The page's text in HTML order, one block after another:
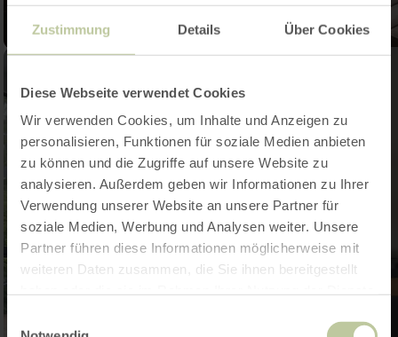
Zustimmung Details Über Cookies
Diese Webseite verwendet Cookies
Wir verwenden Cookies, um Inhalte und Anzeigen zu
personalisieren, Funktionen für soziale Medien anbieten
zu können und die Zugriffe auf unsere Website zu
analysieren. Außerdem geben wir Informationen zu Ihrer
Verwendung unserer Website an unsere Partner für
soziale Medien, Werbung und Analysen weiter. Unsere
Partner führen diese Informationen möglicherweise mit
weiteren Daten zusammen, die Sie ihnen bereitgestellt
Einwilligungsauswahl